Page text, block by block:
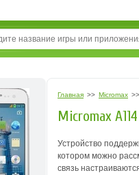
Главная >> Micromax >>
Micromax
Устройство
котором можно
связь